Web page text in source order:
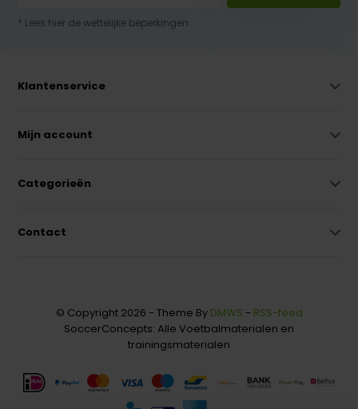
* Lees hier de wettelijke beperkingen
Klantenservice
Mijn account
Categorieën
Contact
© Copyright 2026 - Theme By DMWS - RSS-feed
SoccerConcepts: Alle Voetbalmaterialen en
trainingsmaterialen